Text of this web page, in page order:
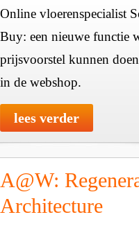
Online vloerenspecialist
Buy: een nieuwe functie
prijsvoorstel kunnen
in de webshop.
lees verder
A@W:
Architecture